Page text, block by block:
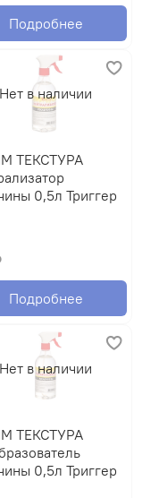
Подробнее
Нет в наличии
ТЕКСТУРА
0,5л Триггер
Подробнее
Нет в наличии
ТЕКСТУРА
0,5л Триггер